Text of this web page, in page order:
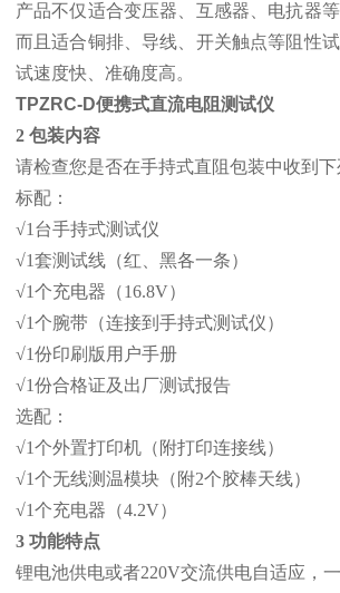
产品不仅适合变压器、互感器、电抗器
而且适合铜排、导线、开关触点等阻性
试速度快、准确度高。
TPZRC-D便携式直流电阻测试仪
2 包装内容
请检查您是否在手持式直阻包装中收到下
标配：
√1台手持式测试仪
√1套测试线（红、黑各一条）
√1个充电器（16.8V）
√1个腕带（连接到手持式测试仪）
√1份印刷版用户手册
√1份合格证及出厂测试报告
选配：
√1个外置打印机（附打印连接线）
√1个无线测温模块（附2个胶棒天线）
√1个充电器（4.2V）
3 功能特点
锂电池供电或者220V交流供电自适应，